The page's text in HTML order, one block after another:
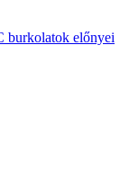
burkolatok előnyei